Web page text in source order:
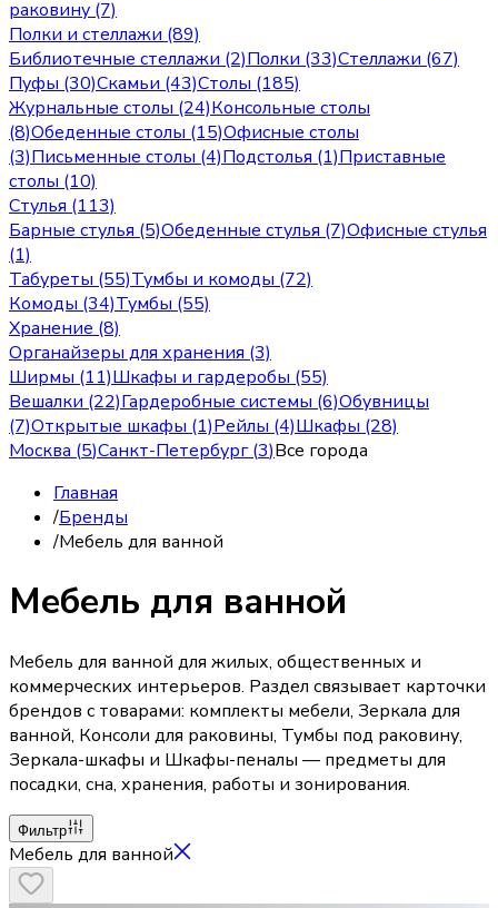
раковину (7)
Полки и стеллажи (89)
Библиотечные стеллажи (2)Полки (33)Стеллажи (67)
Пуфы (30)Скамьи (43)Столы (185)
Журнальные столы (24)Консольные столы
(8)Обеденные столы (15)Офисные столы
(3)Письменные столы (4)Подстолья (1)Приставные
столы (10)
Стулья (113)
Барные стулья (5)Обеденные стулья (7)Офисные стулья
(1)
Табуреты (55)Тумбы и комоды (72)
Комоды (34)Тумбы (55)
Хранение (8)
Органайзеры для хранения (3)
Ширмы (11)Шкафы и гардеробы (55)
Вешалки (22)Гардеробные системы (6)Обувницы
(7)Открытые шкафы (1)Рейлы (4)Шкафы (28)
Москва (5)Санкт-Петербург(3)Все города
Главная
/Бренды
/Мебель для ванной
Мебель для ванной
Мебель для ванной для жилых, общественных и
коммерческих интерьеров. Раздел связывает карточки
брендов с товарами: комплекты мебели, Зеркала для
ванной, Консоли для раковины, Тумбы под раковину,
Зеркала-шкафы и Шкафы-пеналы — предметы для
посадки, сна, хранения, работы и зонирования.
Фильтр
Мебель для ванной